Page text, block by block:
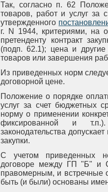
Так, согласно п. 62
товаров, работ и услуг за
утвержденного
г. N 1944, критериями, на
претенденту контракт
(подп. 62.1); цена и
товаров или завершения
Из приведенных норм
договорной цене.
Положение о порядке
услуг за счет бюджетных
норму о применении
фиксированной и
законодательства
закупки.
С учетом приведенных
договоре между ГП "Б" и
правомерным, и встречные
быть (и были) основаны